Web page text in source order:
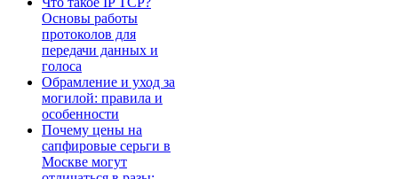
Основы работы
протоколов для
передачи данных и
голоса
Обрамление и уход за
могилой: правила и
особенности
Почему цены на
сапфировые серьги в
Москве могут